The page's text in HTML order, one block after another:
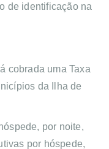
de identificação na
cobrada uma Taxa
da Ilha de
por noite,
por hóspede,